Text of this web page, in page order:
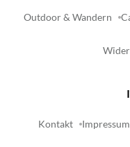
Outdoor & Wandern
Kontakt Impressum